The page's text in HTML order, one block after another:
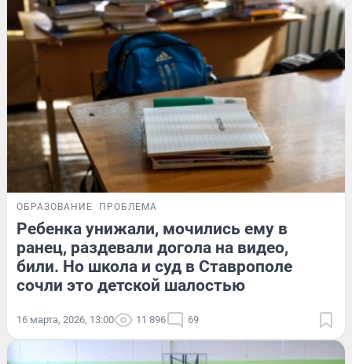
ОБРАЗОВАНИЕ ПРОБЛЕМА
Ребенка унижали, мочились ему в
ранец, раздевали догола на видео,
били. Но школа и суд в Ставрополе
сочли это детской шалостью
16 марта, 2026, 13:00 11 896 69